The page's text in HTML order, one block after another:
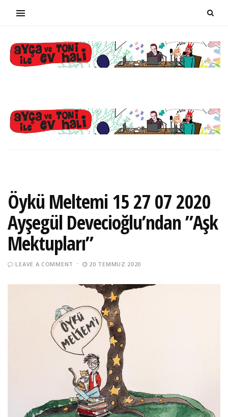
Öykü Meltemi 15 27 07 2020
Ayşegül Devecioğlu’ndan ”Aşk
Mektupları”
LEAVE A COMMENT 20 TEMMUZ 2020